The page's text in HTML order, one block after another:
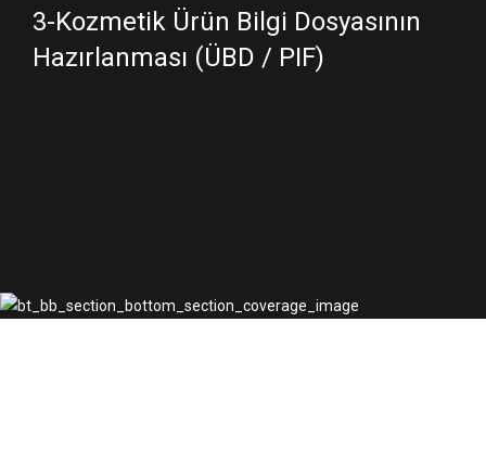
3-Kozmetik Ürün Bilgi Dosyasının
Hazırlanması (ÜBD / PIF)